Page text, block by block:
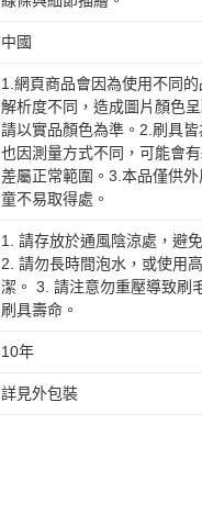
中國
1.網頁商品會因為使用不同
解析度不同，造成圖片顏色呈
請以實品顏色為準。2.刷具皆
也因測量方式不同，可能會
差屬正常範圍。3.本品僅供
童不易取得處。
1. 請存放於通風陰涼處，避
2. 請勿長時間泡水，或使用
潔。 3. 請注意勿重壓導致刷
刷具壽命。
10年
詳見外包裝